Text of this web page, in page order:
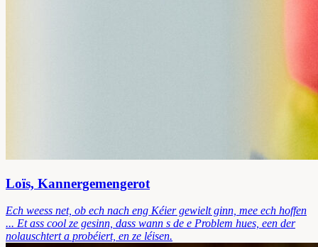
Loïs, Kannergemengerot
Ech weess net, ob ech nach eng Kéier gewielt ginn, mee ech hoffen
... Et ass cool ze gesinn, dass wann s de e Problem hues, een der
nolauschtert a probéiert, en ze léisen.